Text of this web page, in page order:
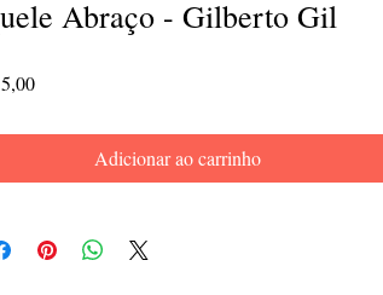
Abraço - Gilberto Gil
Preço
Adicionar ao carrinho